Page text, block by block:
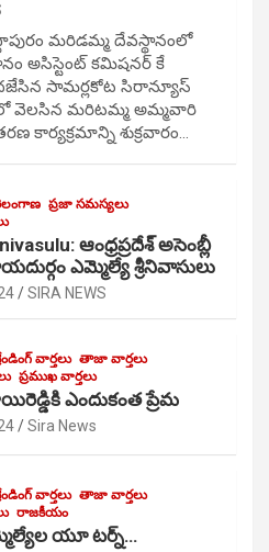
మరిడమ్మ దేవస్థానంలో
అసిస్టెంట్ కమిషనర్ కే
సామర్లకోట సిరాన్యూస్
వెలసిన మరిటమ్మ అమ్మవారి
కార్యక్రమాన్ని శుక్రవారం…
ప్రజా సమస్యలు
ఆంధ్రప్రదేశ్ అసెంబ్లీ
ఎమ్మెల్యే శ్రీనివాసులు
SIRA NEWS
వార్తలు తాజా వార్తలు
ప్రముఖ వార్తలు
ఎందుకంత ప్రేమ
Sira News
వార్తలు తాజా వార్తలు
రాజకీయం
యూ టర్న్…